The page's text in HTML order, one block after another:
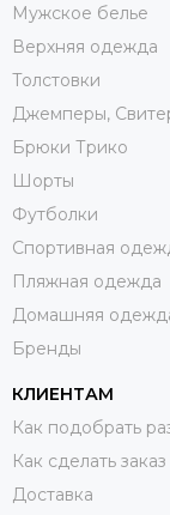
Мужское белье
Верхняя одежда
Толстовки
Джемперы,
Брюки Трико
Шорты
Футболки
Спортивная
Пляжная одежда
Домашняя
Бренды
КЛИЕНТАМ
Как подобрать
Как сделать заказ
Доставка